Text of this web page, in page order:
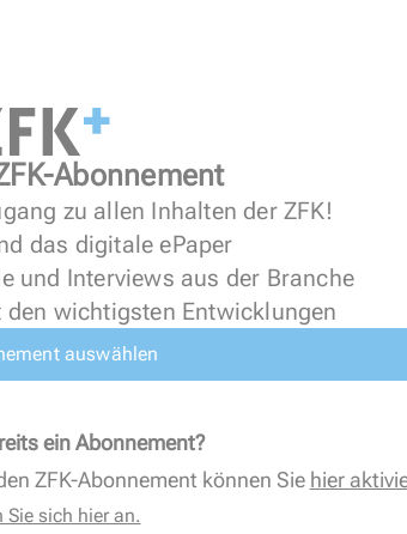
Abonnement
zu allen Inhalten der ZFK!
das digitale ePaper
und Interviews aus der Branche
wichtigsten Entwicklungen
auswählen
ein Abonnement?
ZFK-Abonnement können Sie hier
Sie sich hier an.